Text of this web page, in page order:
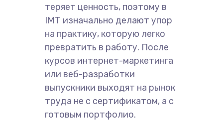
теряет ценность, поэтому в
IMT изначально делают упор
на практику, которую легко
превратить в работу. После
курсов интернет-маркетинга
или веб-разработки
выпускники выходят на рынок
труда не с сертификатом, а с
готовым портфолио.